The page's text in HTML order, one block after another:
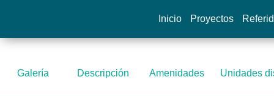
Inicio Proyectos
Galería Descripción Amenidades Unidades